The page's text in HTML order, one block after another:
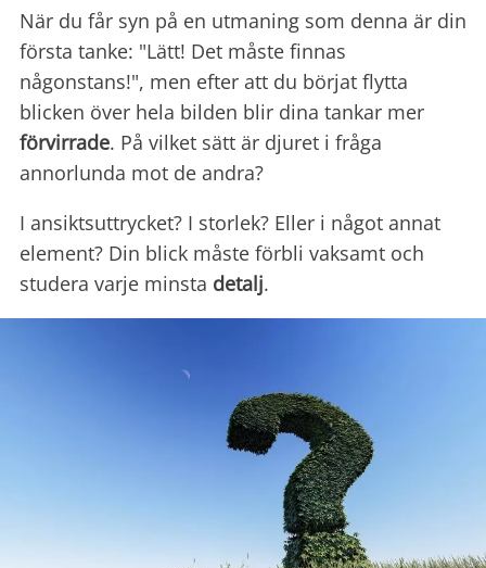
När du får syn på en utmaning som denna är din
första tanke: "Lätt! Det måste finnas
någonstans!", men efter att du börjat flytta
blicken över hela bilden blir dina tankar mer
förvirrade. På vilket sätt är djuret i fråga
annorlunda mot de andra?
I ansiktsuttrycket? I storlek? Eller i något annat
element? Din blick måste förbli vaksamt och
studera varje minsta detalj.